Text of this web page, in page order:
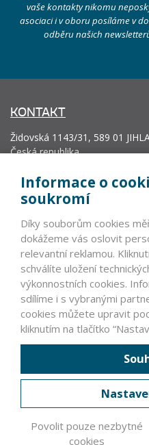
vaše kontakty nikomu
asociaci i v oboru posíláme v
odběru našich
KONTAKT
Židovská 1143/31, 589 01
Česká republika
+420 602 271 633
Krajský soud v Brně, oddíl L,
PARTNEŘI
VLÁDNÍ INSTITUCE ČR A SR >
NEVLÁDNÍ INSTITUCE >
ZAHRANIČNÍ PARTNEŘI >
ČLENOVÉ ASOCIACE
© Asociace výrobců kabelů a
Informace o
soukromí
Díky souborům cookies
dokážeme vás oslovit
relevantní reklamou.
schválíte uložení
výkonnostních cookies.
sdílíme i s vybranými
cookies můžete upravit
kliknutím na tlačítko
Povolit pouze nezbytné
cookies